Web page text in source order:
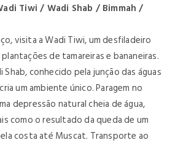
Tiwi / Wadi Shab / Bimmah /
visita a Wadi Tiwi, um desfiladeiro
de tamareiras e bananeiras.
conhecido pela junção das águas
um ambiente único. Paragem no
depressão natural cheia de água,
como o resultado da queda de um
costa até Muscat. Transporte ao